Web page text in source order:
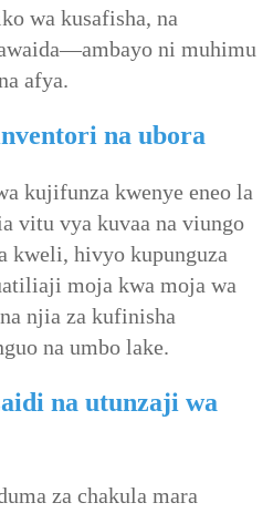
wa kusafisha, na
ni muhimu
afya.
na ubora
kujifunza kwenye eneo la
vitu vya kuvaa na viungo
kweli, hivyo kupunguza
moja kwa moja wa
njia za kufinisha
na umbo lake.
na utunzaji wa
za chakula mara